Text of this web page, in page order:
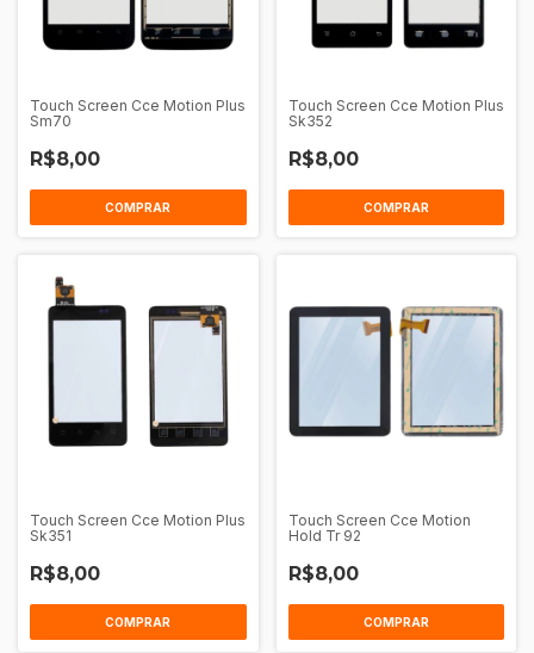
Touch Screen Cce Motion Plus
Sm70
R$8,00
COMPRAR
Touch Screen Cce Motion Plus
Sk352
R$8,00
COMPRAR
Touch Screen Cce Motion Plus
Sk351
R$8,00
COMPRAR
Touch Screen Cce Motion
Hold Tr 92
R$8,00
COMPRAR